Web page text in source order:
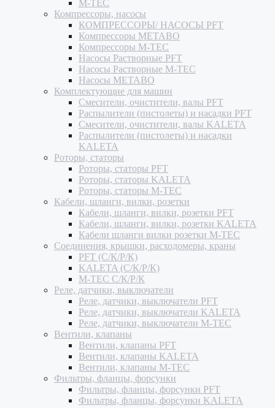
M-TEC
Компрессоры, насосы
КОМПРЕССОРЫ/ НАСОСЫ PFT
Компрессоры METABO
Компрессоры M-TEC
Насосы Растворные PFT
Насосы Растворные M-TEC
Насосы METABO
Комплектующие для машин
Смесители, очистители, валы PFT
Распылители (пистолеты) и насадки PFT
Смесители, очистители, валы KALETA
Распылители (пистолеты) и насадки
KALETA
Роторы, статоры
Роторы, статоры PFT
Роторы, статоры KALETA
Роторы, статоры M-TEC
Кабели, шланги, вилки, розетки
Кабели, шланги, вилки, розетки PFT
Кабели, шланги, вилки, розетки KALETA
Кабели шланги вилки розетки M-TEC
Соединения, крышки, расходомеры, краны
PFT (С/К/Р/К)
KALETA (С/К/Р/К)
M-TEC С/К/Р/К
Реле, датчики, выключатели
Реле, датчики, выключатели PFT
Реле, датчики, выключатели KALETA
Реле, датчики, выключатели M-TEC
Вентили, клапаны
Вентили, клапаны PFT
Вентили, клапаны KALETA
Вентили, клапаны M-TEC
Фильтры, фланцы, форсунки
Фильтры, фланцы, форсунки PFT
Фильтры, фланцы, форсунки KALETA